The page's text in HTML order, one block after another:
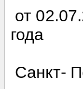
от
года
Санкт-